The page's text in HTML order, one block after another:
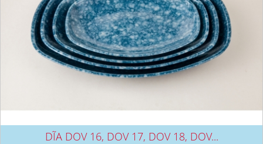
DĨA DOV 16, DOV 17, DOV 18, DOV...